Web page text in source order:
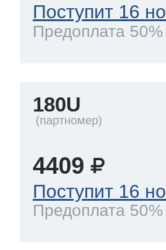
Поступит 16
Предоплата 50%
180U
4409
Поступит 16
Предоплата 50%